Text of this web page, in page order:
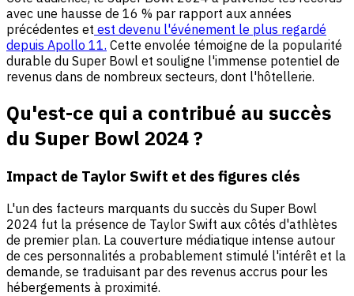
avec une hausse de 16 % par rapport aux années
précédentes et est devenu l'événement le plus regardé
depuis Apollo 11. Cette envolée témoigne de la popularité
durable du Super Bowl et souligne l'immense potentiel de
revenus dans de nombreux secteurs, dont l'hôtellerie.
Qu'est-ce qui a contribué au succès
du Super Bowl 2024 ?
Impact de Taylor Swift et des figures clés
L'un des facteurs marquants du succès du Super Bowl
2024 fut la présence de Taylor Swift aux côtés d'athlètes
de premier plan. La couverture médiatique intense autour
de ces personnalités a probablement stimulé l'intérêt et la
demande, se traduisant par des revenus accrus pour les
hébergements à proximité.